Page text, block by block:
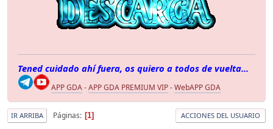
Tened cuidado ahí fuera, os quiero a todos de vuelta...
APP GDA-APP GDA PREMIUM VIP-WebAPP GDA
IR ARRIBA Páginas 1 ACCIONES DEL USUARIO